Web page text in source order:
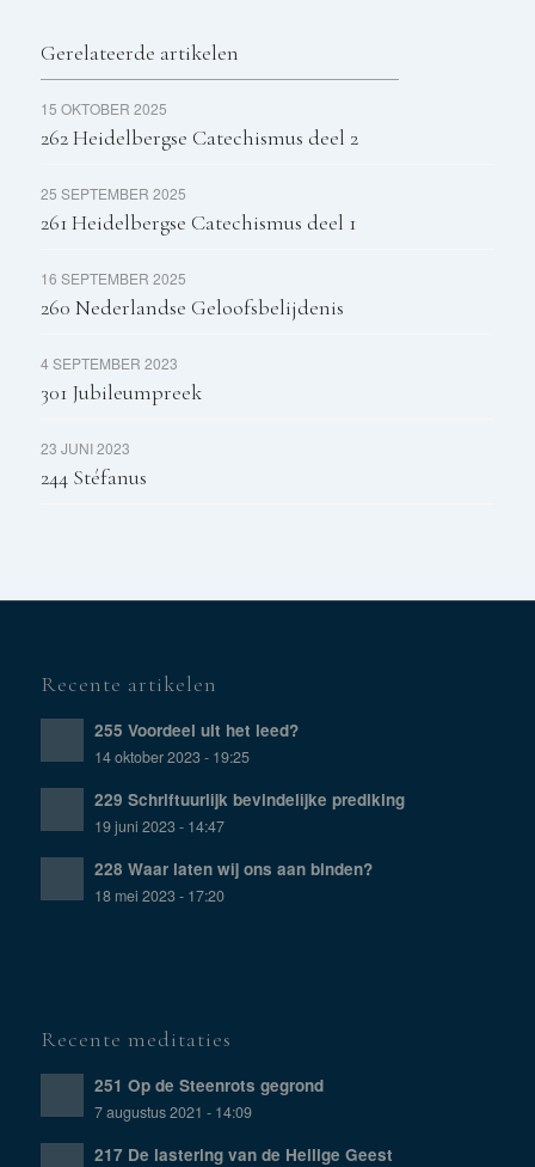
Gerelateerde artikelen
15 OKTOBER 2025
262 Heidelbergse Catechismus deel 2
25 SEPTEMBER 2025
261 Heidelbergse Catechismus deel 1
16 SEPTEMBER 2025
260 Nederlandse Geloofsbelijdenis
4 SEPTEMBER 2023
301 Jubileumpreek
23 JUNI 2023
244 Stéfanus
Recente artikelen
255 Voordeel uit het leed?
14 oktober 2023 - 19:25
229 Schriftuurlijk bevindelijke prediking
19 juni 2023 - 14:47
228 Waar laten wij ons aan binden?
18 mei 2023 - 17:20
Recente meditaties
251 Op de Steenrots gegrond
7 augustus 2021 - 14:09
217 De lastering van de Heilige Geest